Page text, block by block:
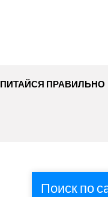
ПИТАЙСЯ ПРАВИЛЬНО
Поиск по